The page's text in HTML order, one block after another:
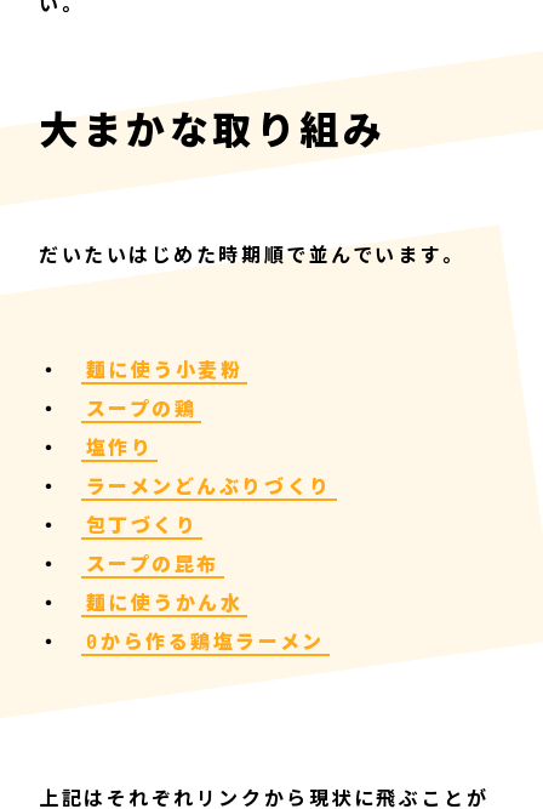
大まかな取り組み
だいたいはじめた時期順で並んでいます。
麺に使う小麦粉
スープの鶏
塩作り
ラーメンどんぶりづくり
包丁づくり
スープの昆布
麺に使うかん水
0から作る鶏塩ラーメン
上記はそれぞれリンクから現状に飛ぶことが